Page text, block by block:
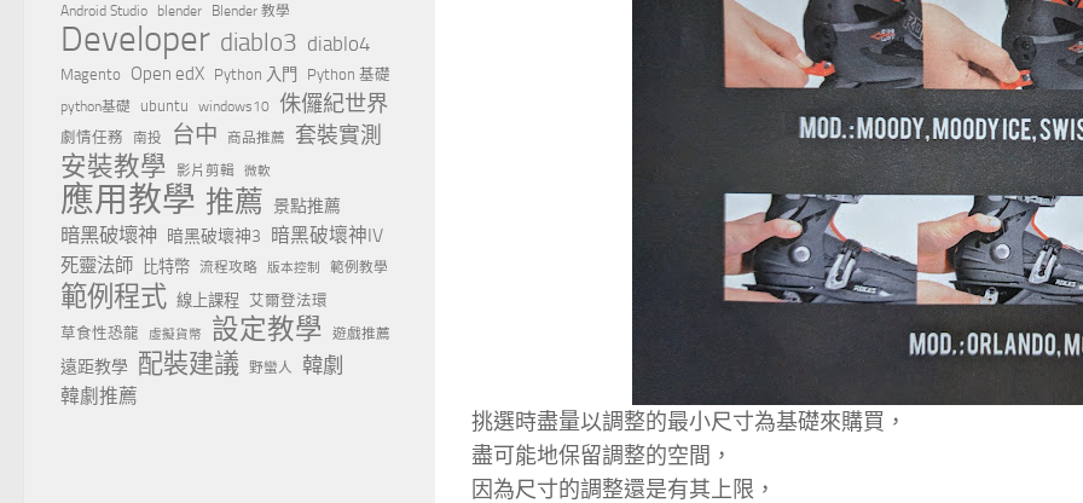
挑選時盡量以調整的最小尺寸為基礎來購買，
盡可能地保留調整的空間，
因為尺寸的調整還是有其上限，
Android Studio blender Blender 教學
Developer diablo3 diablo4
Magento Open edX Python 入門 Python 基礎
python基礎 ubuntu windows10 侏儸紀世界
劇情任務 南投 台中 商品推薦 套裝實測
安裝教學 影片剪輯 微軟
應用教學 推薦 景點推薦
暗黑破壞神 暗黑破壞神3 暗黑破壞神IV
死靈法師 比特幣 流程攻略 版本控制 範例教學
範例程式 線上課程
艾爾登法環
草食性恐龍
虛擬貨幣 設定教學 遊戲推薦
遠距教學 配裝建議 野蠻人 韓劇
韓劇推薦